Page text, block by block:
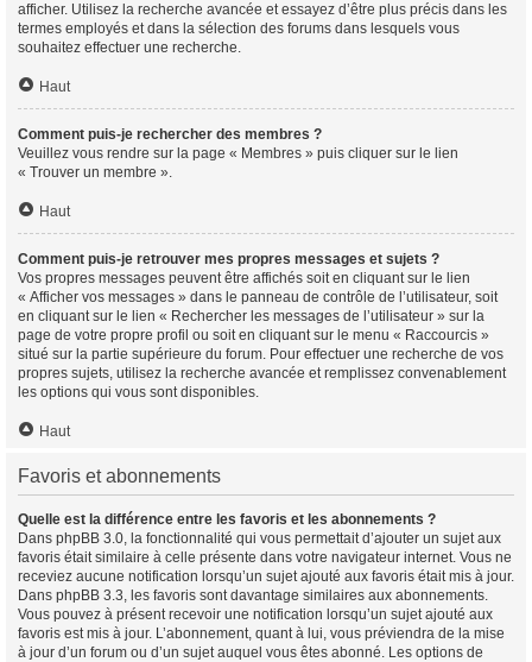
afficher. Utilisez la recherche avancée et essayez d’être plus précis dans les
termes employés et dans la sélection des forums dans lesquels vous
souhaitez effectuer une recherche.
Haut
Comment puis-je rechercher des membres ?
Veuillez vous rendre sur la page « Membres » puis cliquer sur le lien
« Trouver un membre ».
Haut
Comment puis-je retrouver mes propres messages et sujets ?
Vos propres messages peuvent être affichés soit en cliquant sur le lien
« Afficher vos messages » dans le panneau de contrôle de l’utilisateur, soit
en cliquant sur le lien « Rechercher les messages de l’utilisateur » sur la
page de votre propre profil ou soit en cliquant sur le menu « Raccourcis »
situé sur la partie supérieure du forum. Pour effectuer une recherche de vos
propres sujets, utilisez la recherche avancée et remplissez convenablement
les options qui vous sont disponibles.
Haut
Favoris et abonnements
Quelle est la différence entre les favoris et les abonnements ?
Dans phpBB 3.0, la fonctionnalité qui vous permettait d’ajouter un sujet aux
favoris était similaire à celle présente dans votre navigateur internet. Vous ne
receviez aucune notification lorsqu’un sujet ajouté aux favoris était mis à jour.
Dans phpBB 3.3, les favoris sont davantage similaires aux abonnements.
Vous pouvez à présent recevoir une notification lorsqu’un sujet ajouté aux
favoris est mis à jour. L’abonnement, quant à lui, vous préviendra de la mise
à jour d’un forum ou d’un sujet auquel vous êtes abonné. Les options de